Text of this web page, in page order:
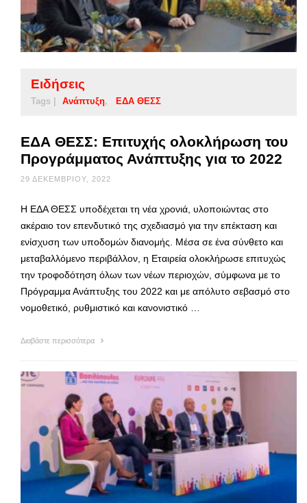
Ειδήσεις
Tags | Ανάπτυξη ΕΔΑ ΘΕΣΣ
ΕΔΑ ΘΕΣΣ: Επιτυχής ολοκλήρωση του
Προγράμματος Ανάπτυξης για το 2022
29 ΔΕΚΕΜΒΡΊΟΥ, 2022
Η ΕΔΑ ΘΕΣΣ υποδέχεται τη νέα χρονιά, υλοποιώντας στο
ακέραιο τον επενδυτικό της σχεδιασμό για την επέκταση και
ενίσχυση των υποδομών διανομής. Μέσα σε ένα σύνθετο και
μεταβαλλόμενο περιβάλλον, η Εταιρεία ολοκλήρωσε επιτυχώς
την τροφοδότηση όλων των νέων περιοχών, σύμφωνα με το
Πρόγραμμα Ανάπτυξης του 2022 και με απόλυτο σεβασμό στο
νομοθετικό, ρυθμιστικό και κανονιστικό …
Διαβάστε περισσότερα